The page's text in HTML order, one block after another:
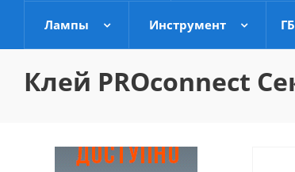
Лампы Инструмент
Клей PROconnect